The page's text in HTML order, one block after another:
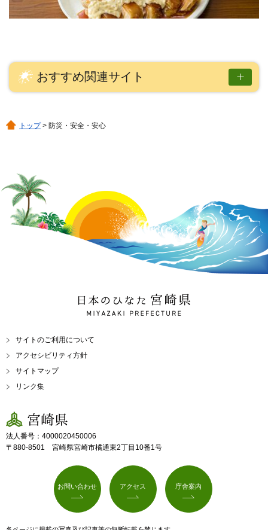
おすすめ関連サイト
トップ> 防災・安全・安心
日本のひなた 宮崎県
MIYAZAKI PREFECTURE
サイトのご利用について
アクセシビリティ方針
サイトマップ
リンク集
宮崎県
法人番号：4000020450006
〒880-8501 宮崎県宮崎市橘通東2丁目10番1号
お問い合わせ アクセス 庁舎案内